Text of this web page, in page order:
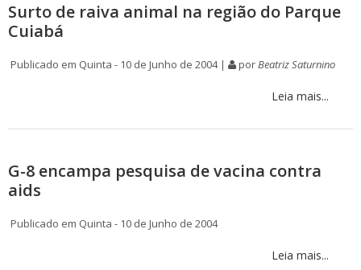
Surto de raiva animal na região do Parque
Cuiabá
Publicado em Quinta - 10 de Junho de 2004 | porBeatriz Saturnino
Leia mais...
G-8 encampa pesquisa de vacina contra
aids
Publicado em Quinta - 10 de Junho de 2004
Leia mais...